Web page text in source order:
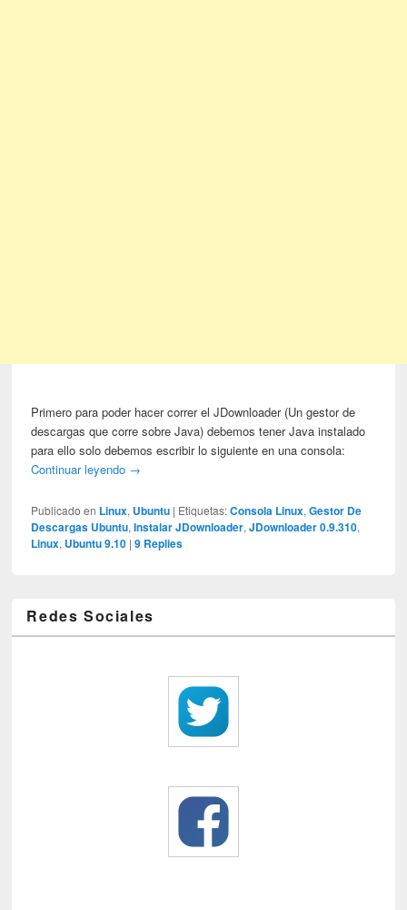
Primero para poder hacer correr el JDownloader (Un gestor de
descargas que corre sobre Java) debemos tener Java instalado
para ello solo debemos escribir lo siguiente en una consola:
Continuar leyendo →
Publicado en Linux, Ubuntu | Etiquetas: Consola Linux,Gestor De
Descargas Ubuntu,Instalar JDownloader,JDownloader 0.9.310,
Linux, Ubuntu 9.10 |9 Replies
Redes Sociales